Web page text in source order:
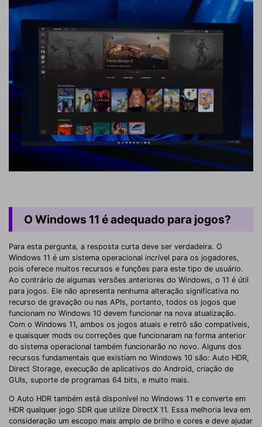
O Windows 11 é adequado para jogos?
Para esta pergunta, a resposta curta deve ser verdadeira. O
Windows 11 é um sistema operacional incrível para os jogadores,
pois oferece muitos recursos e funções para este tipo de usuário.
Ao contrário de algumas versões anteriores do Windows, o 11 é útil
para jogos. Ele não apresenta nenhuma alteração significativa no
recurso de gravação ou nas APIs, portanto, todos os jogos que
funcionam no Windows 10 devem funcionar na nova atualização.
Com o Windows 11, ambos os jogos atuais e retrô são compatíveis,
e quaisquer mods ou correções que funcionaram na forma anterior
do sistema operacional também funcionarão no novo. Alguns dos
recursos fundamentais que existiam no Windows 10 são: Auto HDR,
Direct Storage, execução de aplicativos do Android, criação de
GUIs, suporte de programas 64 bits, e muito mais.
O Auto HDR também está disponível no Windows 11 e converte em
HDR qualquer jogo SDR que utilize DirectX 11. Essa melhoria leva em
consideração um escopo mais amplo de brilho e cores e deve ajudar